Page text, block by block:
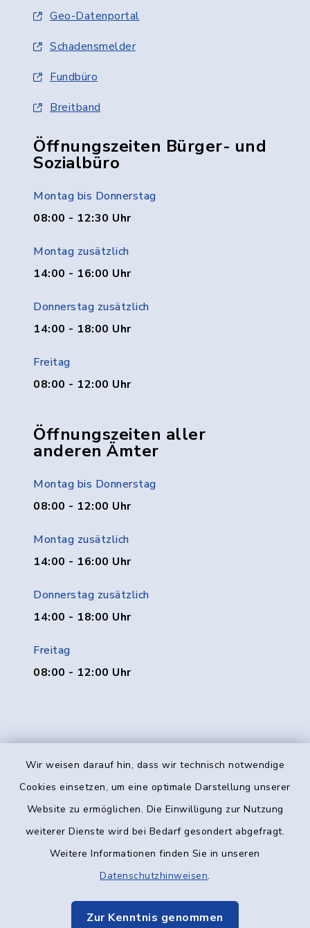
Wir weisen darauf hin, dass wir technisch notwendige
Cookies einsetzen, um eine optimale Darstellung unserer
Website zu ermöglichen. Die Einwilligung zur Nutzung
weiterer Dienste wird bei Bedarf gesondert abgefragt.
Weitere Informationen finden Sie in unseren
Datenschutzhinweisen.
Zur Kenntnis genommen
Geo-Datenportal
Schadensmelder
Fundbüro
Breitband
Öffnungszeiten Bürger- und
Sozialbüro
Montag bis Donnerstag
08:00 - 12:30 Uhr
Montag zusätzlich
14:00 - 16:00 Uhr
Donnerstag zusätzlich
14:00 - 18:00 Uhr
Freitag
08:00 - 12:00 Uhr
Öffnungszeiten aller
anderen Ämter
Montag bis Donnerstag
08:00 - 12:00 Uhr
Montag zusätzlich
14:00 - 16:00 Uhr
Donnerstag zusätzlich
14:00 - 18:00 Uhr
Freitag
08:00 - 12:00 Uhr
Kontakt
Datenschutz